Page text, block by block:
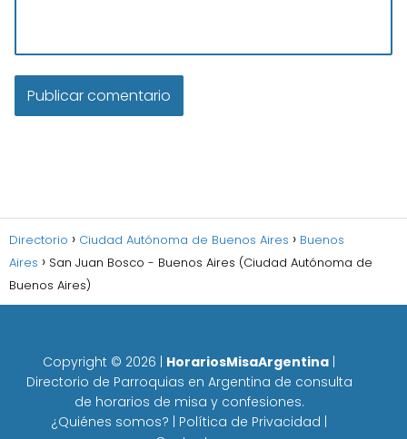
Directorio Ciudad Autónoma de Buenos Aires
Buenos
Aires
San Juan Bosco - Buenos Aires (Ciudad Autónoma de
Buenos Aires)
Copyright © 2026 HorariosMisaArgentina
Directorio de Parroquias en Argentina de consulta
de horarios de misa y confesiones.
¿Quiénes somos?
Política de Privacidad